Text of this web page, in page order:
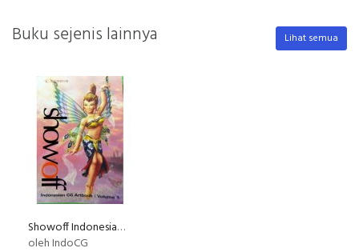
Buku sejenis lainnya Lihat semua
Showoff Indonesian CG Artbook: Volume 1
oleh IndoCG